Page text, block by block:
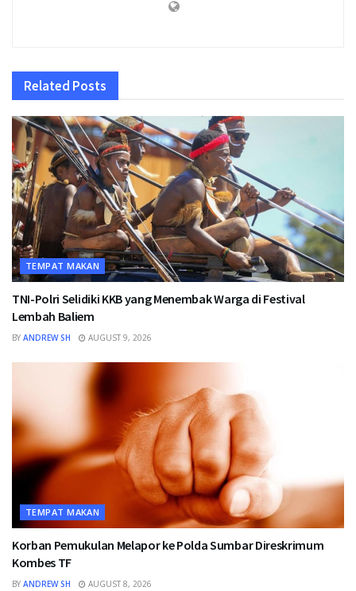
Related Posts
TEMPAT MAKAN
TNI-Polri Selidiki KKB yang Menembak Warga di Festival
Lembah Baliem
BY ANDREW SH AUGUST 9, 2026
TEMPAT MAKAN
Korban Pemukulan Melapor ke Polda Sumbar Direskrimum
Kombes TF
BY ANDREW SH AUGUST 8, 2026